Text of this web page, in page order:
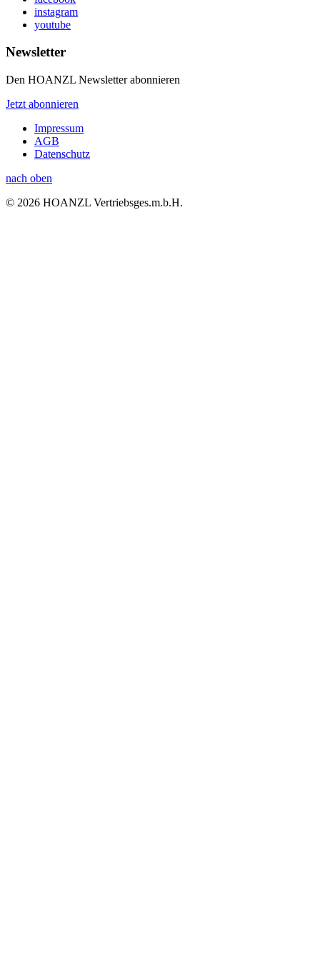
instagram
youtube
Newsletter
Den HOANZL Newsletter abonnieren
Jetzt abonnieren
Impressum
AGB
Datenschutz
nach oben
© 2026 HOANZL Vertriebsges.m.b.H.